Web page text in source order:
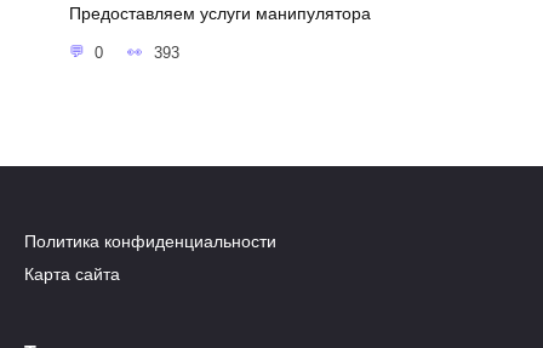
Предоставляем услуги манипулятора
0 393
Политика конфиденциальности
Карта сайта